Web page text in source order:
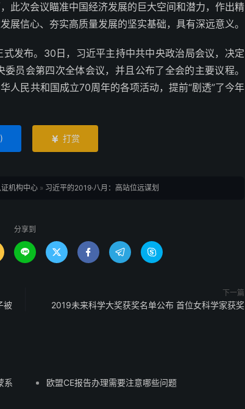
次会议瞄准中国经济发展的巨大空间和潜力，作出精
展信心、夯实高质量发展的坚实基础，具有深远意义。
布。30日，习近平主持中共中央政治局会议，决定
员会第四次全体会议，并且公布了全会的主要议程。
人民共和国成立70周年的各项活动，提前“剧透”了今年
)  打赏
机构中心» 习近平的2019·八月：高站位远谋划
分享到
    
被
下一篇
2019未来科学大奖获奖名单公布 首位女科学家获奖
系
欧盟CE报告办理需要注意哪些问题